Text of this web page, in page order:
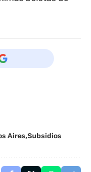
Aires Subsidios